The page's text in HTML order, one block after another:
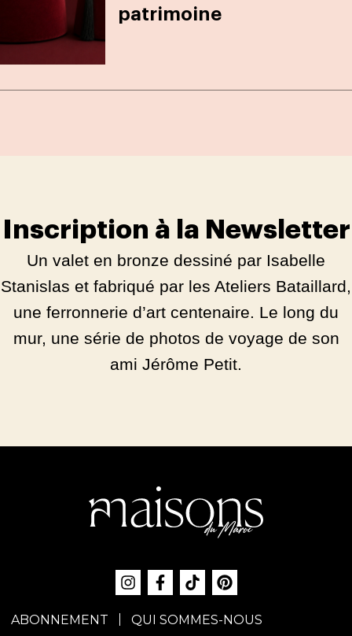
patrimoine
Inscription à la Newsletter
Un valet en bronze dessiné par Isabelle
Stanislas et fabriqué par les Ateliers Bataillard,
une ferronnerie d’art centenaire. Le long du
mur, une série de photos de voyage de son
ami Jérôme Petit.
ABONNEMENT QUI SOMMES-NOUS